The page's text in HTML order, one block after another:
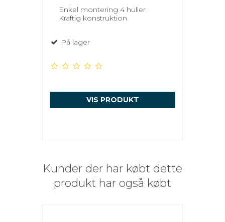
Enkel montering 4 huller
Kraftig konstruktion
På lager
VIS PRODUKT
Kunder der har købt dette
produkt har også købt